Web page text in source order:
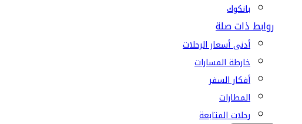
بانكوك
روابط ذات صلة
أدنى أسعار الرحلات
خارطة المسارات
أفكار السفر
المطارات
رحلات المتابعة